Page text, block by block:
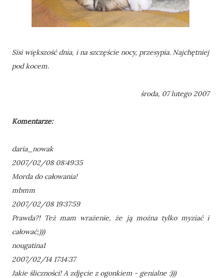
Sisi większość dnia, i na szczęście nocy, przesypia. Najchętniej
pod kocem.
środa, 07 lutego 2007
Komentarze:
daria_nowak
2007/02/08 08:49:35
Morda do całowania!
mbmm
2007/02/08 19:37:59
Prawda?! Też mam wrażenie, że ją można tylko myziać i
całować;)))
nougatina1
2007/02/14 17:14:37
Jakie śliczności! A zdjęcie z ogonkiem - genialne :)))